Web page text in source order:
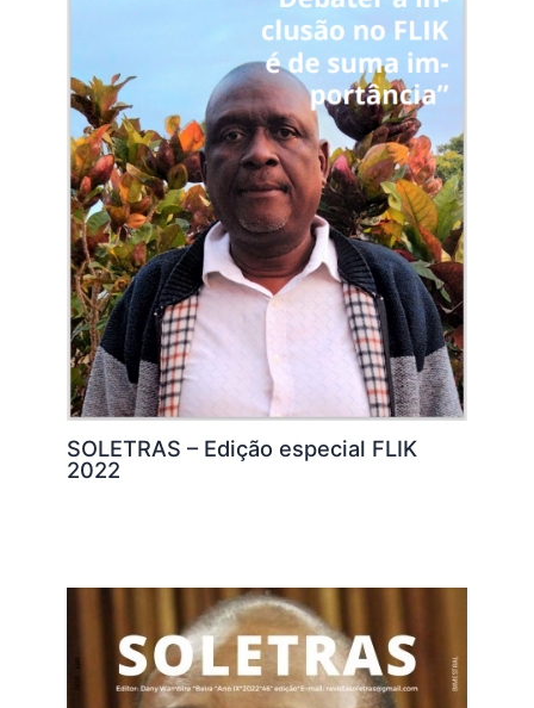
SOLETRAS – Edição especial FLIK
2022